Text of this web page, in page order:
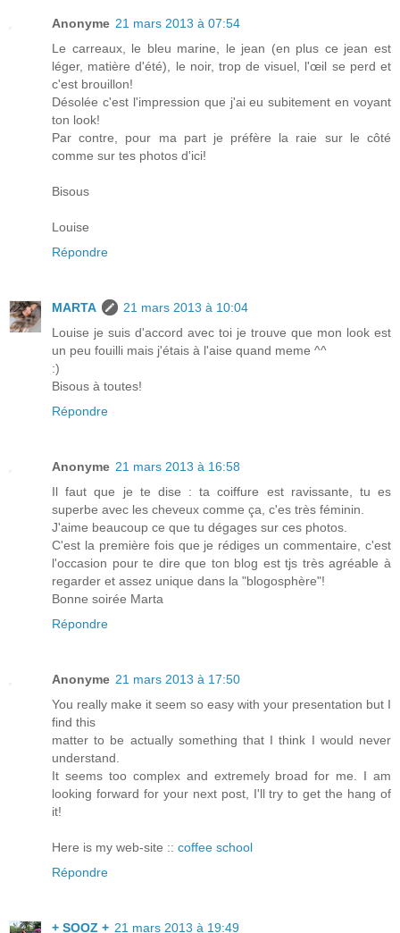
Anonyme 21 mars 2013 à 07:54
Le carreaux, le bleu marine, le jean (en plus ce jean est
léger, matière d'été), le noir, trop de visuel, l'œil se perd et
c'est brouillon!
Désolée c'est l'impression que j'ai eu subitement en voyant
ton look!
Par contre, pour ma part je préfère la raie sur le côté
comme sur tes photos d'ici!
Bisous
Louise
Répondre
MARTA
21 mars 2013 à 10:04
Louise je suis d'accord avec toi je trouve que mon look est
un peu fouilli mais j'étais à l'aise quand meme ^^
:)
Bisous à toutes!
Répondre
Anonyme 21 mars 2013 à 16:58
Il faut que je te dise : ta coiffure est ravissante, tu es
superbe avec les cheveux comme ça, c'es très féminin.
J'aime beaucoup ce que tu dégages sur ces photos.
C'est la première fois que je rédiges un commentaire, c'est
l'occasion pour te dire que ton blog est tjs très agréable à
regarder et assez unique dans la "blogosphère"!
Bonne soirée Marta
Répondre
Anonyme 21 mars 2013 à 17:50
You really make it seem so easy with your presentation but I
find this
matter to be actually something that I think I would never
understand.
It seems too complex and extremely broad for me. I am
looking forward for your next post, I'll try to get the hang of
it!
Here is my web-site :: coffee school
Répondre
+ SOOZ + 21 mars 2013 à 19:49